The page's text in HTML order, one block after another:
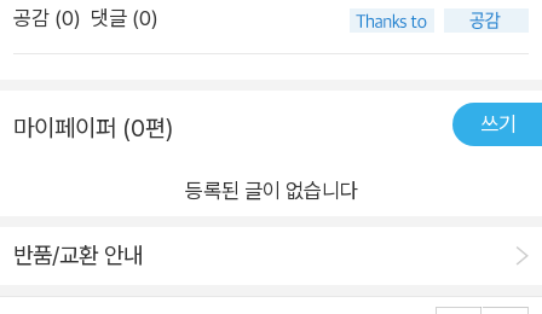
그래밍의 특정 지식을 요하지 않도록 잘 구성되어 있다.일반인들
도 코딩을 어느정도 할 수 있는 시대가 된만큼 입문자 수준의 전
공자와 더불어 LLM 활용의 첫걸음을 내딛기에 최적화된 서적이
라 할 수 있다.
분들이 입문용으로 참고하시기 좋은 책으로 보입니다.차근 차근
개발 하기 위한 다양한 도구를 소개해 주고 있습니다.제가 본 이
책의 장점은1. 초심자도 접근할 수 있는 쉬운 설명 - 사실 랭체인
것 부터 쉽지 않습니다. 깊은 설명이 있진 않지만 초심자가 개념
또한, 에이전트를 개발하기 위한 다양한 도구도 함께 설명해 주
고 있어, 개발자 입장에선 에이전트 개발 개념 이해 및 구현에 대
공감 (0) 댓글 (0)
마이페이퍼 (0편) 쓰기
등록된 글이 없습니다
반품/교환 안내